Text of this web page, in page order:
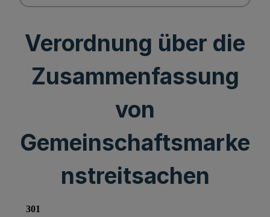
Verordnung über die
Zusammenfassung
von
Gemeinschaftsmarke
nstreitsachen